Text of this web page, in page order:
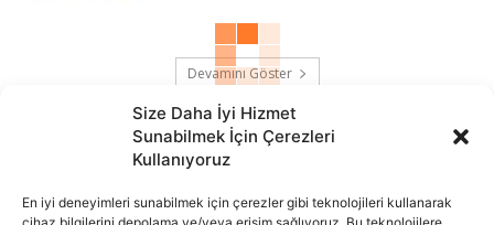
Size Daha İyi Hizmet
Sunabilmek İçin Çerezleri
Kullanıyoruz
En iyi deneyimleri sunabilmek için çerezler gibi teknolojileri kullanarak
Devamını Göster